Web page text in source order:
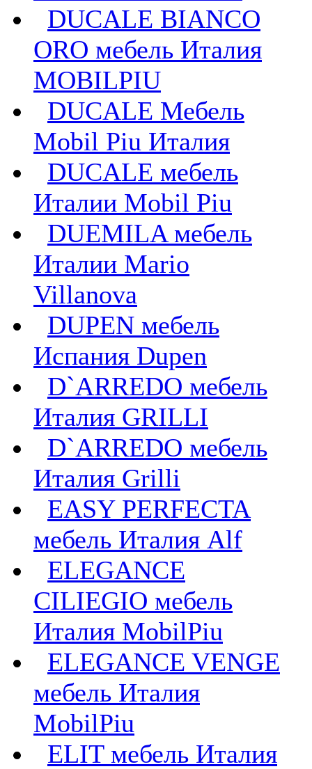
DUCALE BIANCO
ORO мебель Италия
MOBILPIU
DUCALE Мебель
Mobil Piu Италия
DUCALE мебель
Италии Mobil Piu
DUEMILA мебель
Италии Mario
Villanova
DUPEN мебель
Испания Dupen
D`ARREDO мебель
Италия GRILLI
D`ARREDO мебель
Италия Grilli
EASY PERFECTA
мебель Италия Alf
ELEGANCE
CILIEGIO мебель
Италия MobilPiu
ELEGANCE VENGE
мебель Италия
MobilPiu
ELIT мебель Италия